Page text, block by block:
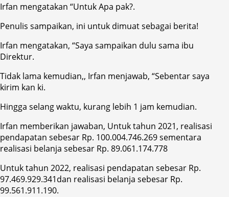
Irfan mengatakan “Untuk Apa pak?.
Penulis sampaikan, ini untuk dimuat sebagai berita!
Irfan mengatakan, “Saya sampaikan dulu sama ibu
Direktur.
Tidak lama kemudian,, Irfan menjawab, “Sebentar saya
kirim kan ki.
Hingga selang waktu, kurang lebih 1 jam kemudian.
Irfan memberikan jawaban, Untuk tahun 2021, realisasi
pendapatan sebesar Rp. 100.004.746.269 sementara
realisasi belanja sebesar Rp. 89.061.174.778
Untuk tahun 2022, realisasi pendapatan sebesar Rp.
97.469.929.341dan realisasi belanja sebesar Rp.
99.561.911.190.